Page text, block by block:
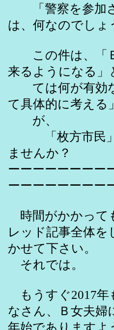
「警察を参加さ
は、何なのでしょ
この件は、「Ｂ
来るようになる」
ては何が有効な
て具体的に考える
が、
「枚方市民」
ませんか？
ーーーーーーーー
ーーーーーーーー
時間がかかって
レッド記事全体を
かせて下さい。
それでは。
もうすぐ2017
なさん、Ｂ女夫婦